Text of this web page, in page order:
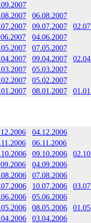
06.08.2007
09.07.2007
04.06.2007
07.05.2007
09.04.2007
05.03.2007
05.02.2007
08.01.2007
04.12.2006
06.11.2006
09.10.2006
04.09.2006
07.08.2006
10.07.2006
05.06.2006
08.05.2006
03.04.2006